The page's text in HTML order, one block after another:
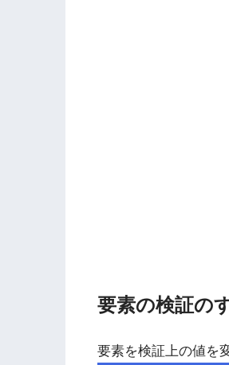
要素の検証の
要素を検証上の値を